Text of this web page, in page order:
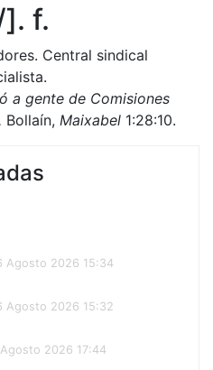
f.
Central sindical
a gente de Comisiones
Bollaín, Maixabel 1:28:10.
Agosto 2026 15:34
Agosto 2026 15:32
2026 17:44